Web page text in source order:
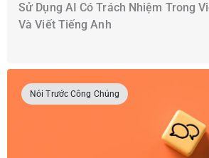
Sử Dụng AI Có Trách Nhiệm Trong
Và Viết Tiếng Anh
Nói Trước Công Chúng